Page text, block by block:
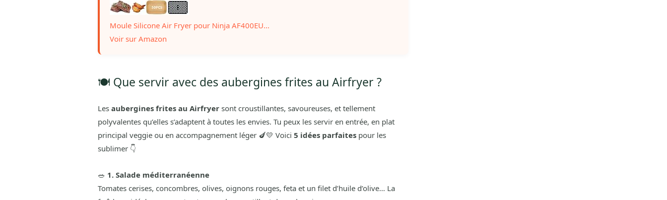
Moule Silicone Air Fryer pour Ninja AF400EU...
Voir sur Amazon
🍽️ Que servir avec des aubergines frites au Airfryer ?
Les aubergines frites au Airfryersont croustillantes, savoureuses, et tellement
polyvalentes qu’elles s’adaptent à toutes les envies. Tu peux les servir en entrée, en plat
principal veggie ou en accompagnement léger 🍆💛 Voici 5 idées parfaitespour les
sublimer 👇
🥗 1. Salade méditerranéenne
Tomates cerises, concombres, olives, oignons rouges, feta et un filet d’huile d’olive… La